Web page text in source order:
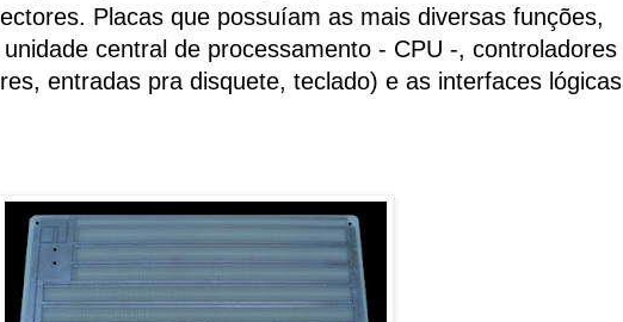
Placas que possuíam as mais diversas funções,
central de processamento - CPU -, controladores
entradas pra disquete, teclado) e as interfaces lógicas